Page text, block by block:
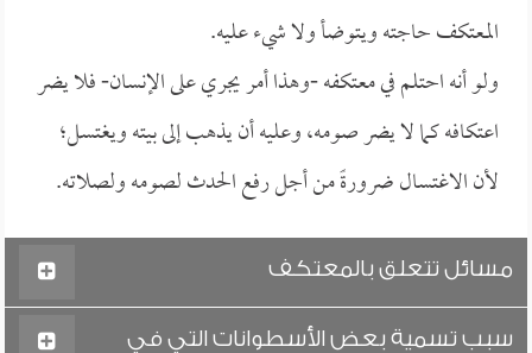
المعتكف حاجته ويتوضأ ولا شيء عليه.
ولو أنه احتلم في معتكفه -وهذا أمر يجري على الإنسان- فلا يضر
اعتكافه كما لا يضر صومه، وعليه أن يذهب إلى بيته ويغتسل؛
لأن الاغتسال ضرورةً من أجل رفع الحدث لصومه ولصلاته.
مسائل تتعلق بالمعتكف
سبب تسمية بعض الأسطوانات التي في